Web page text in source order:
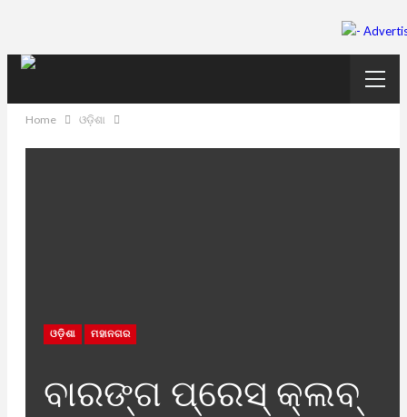
Home ଓଡ଼ିଶା
ଓଡ଼ିଶା ମହାନଗର
ବାରଙ୍ଗ ପ୍ରେସ୍‌ କ୍ଲବ୍